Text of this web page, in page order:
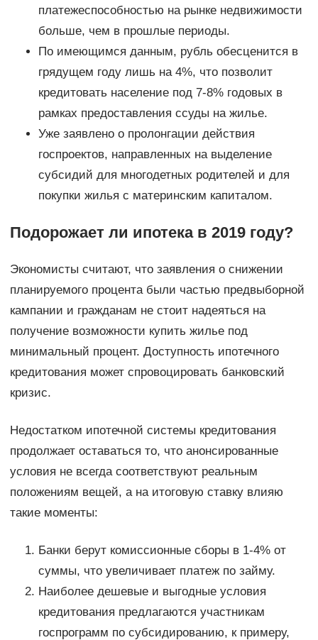
платежеспособностью на рынке недвижимости
больше, чем в прошлые периоды.
По имеющимся данным, рубль обесценится в
грядущем году лишь на 4%, что позволит
кредитовать население под 7-8% годовых в
рамках предоставления ссуды на жилье.
Уже заявлено о пролонгации действия
госпроектов, направленных на выделение
субсидий для многодетных родителей и для
покупки жилья с материнским капиталом.
Подорожает ли ипотека в 2019 году?
Экономисты считают, что заявления о снижении
планируемого процента были частью предвыборной
кампании и гражданам не стоит надеяться на
получение возможности купить жилье под
минимальный процент. Доступность ипотечного
кредитования может спровоцировать банковский
кризис.
Недостатком ипотечной системы кредитования
продолжает оставаться то, что анонсированные
условия не всегда соответствуют реальным
положениям вещей, а на итоговую ставку влияю
такие моменты:
Банки берут комиссионные сборы в 1-4% от
суммы, что увеличивает платеж по займу.
Наиболее дешевые и выгодные условия
кредитования предлагаются участникам
госпрограмм по субсидированию, к примеру,